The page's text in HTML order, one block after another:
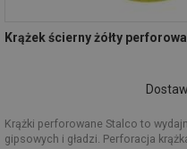
Krążek ścierny żółty
Krążki perforowane Stalco to
gipsowych i gładzi. Perforacja